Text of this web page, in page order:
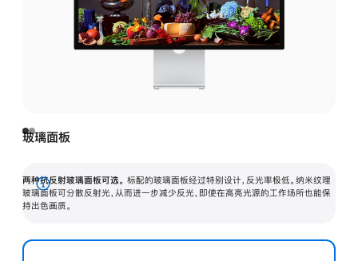
玻璃面板
两种抗反射玻璃面板可选。 标配的玻璃面板经过特别设计，反光率极低。纳米纹理
玻璃面板可分散反射光，从而进一步减少反光，即使在高亮光源的工作场所也能保
持出色画质。
展
开